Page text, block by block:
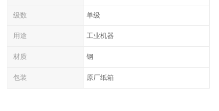
级数 单级
用途 工业机器
材质 钢
包装 原厂纸箱